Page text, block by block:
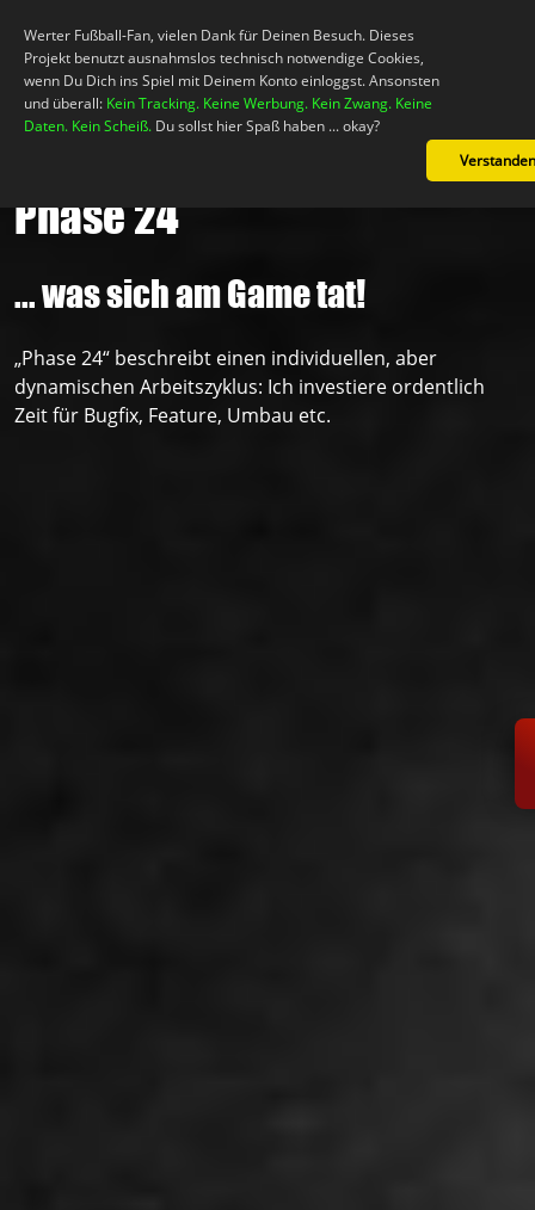
Mein Konto
Neuigkeiten
Das Spiel!
Phase 24
... was sich am Game tat!
„Phase 24“ beschreibt einen individuellen, aber
dynamischen Arbeitszyklus: Ich investiere ordentlich
Zeit für Bugfix, Feature, Umbau etc.
Werter Fußball-Fan, vielen Dank für Deinen Besuch. Dieses
Projekt benutzt ausnahmslos technisch notwendige Cookies,
wenn Du Dich ins Spiel mit Deinem Konto einloggst. Ansonsten
und überall: Kein Tracking. Keine Werbung. Kein Zwang. Keine
Daten. Kein Scheiß. Du sollst hier Spaß haben ... okay?
Verstanden